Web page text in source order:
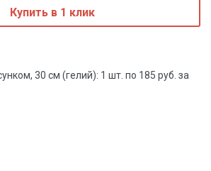
Купить в 1 клик
30 см (гелий): 1 шт. по 185 руб. за